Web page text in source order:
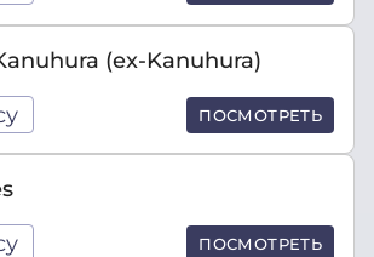
(ex-Kanuhura)
ПОСМОТРЕТЬ
ПОСМОТРЕТЬ